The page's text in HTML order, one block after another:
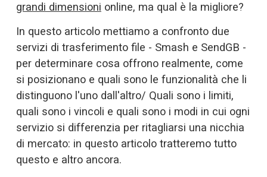
grandi dimensioni online, ma qual è la migliore?
In questo articolo mettiamo a confronto due
servizi di trasferimento file - Smash e SendGB -
per determinare cosa offrono realmente, come
si posizionano e quali sono le funzionalità che li
distinguono l'uno dall'altro/ Quali sono i limiti,
quali sono i vincoli e quali sono i modi in cui ogni
servizio si differenzia per ritagliarsi una nicchia
di mercato: in questo articolo tratteremo tutto
questo e altro ancora.